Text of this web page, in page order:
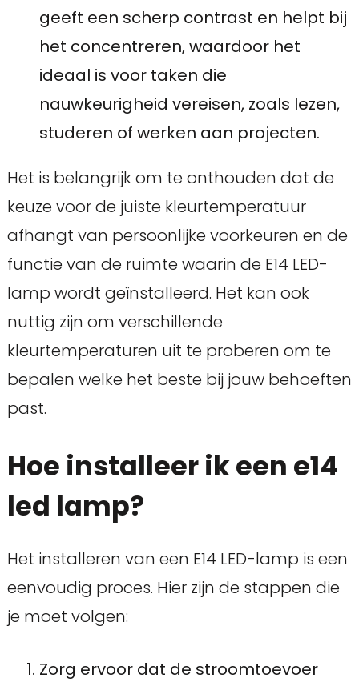
geeft een scherp contrast en helpt bij
het concentreren, waardoor het
ideaal is voor taken die
nauwkeurigheid vereisen, zoals lezen,
studeren of werken aan projecten.
Het is belangrijk om te onthouden dat de
keuze voor de juiste kleurtemperatuur
afhangt van persoonlijke voorkeuren en de
functie van de ruimte waarin de E14 LED-
lamp wordt geïnstalleerd. Het kan ook
nuttig zijn om verschillende
kleurtemperaturen uit te proberen om te
bepalen welke het beste bij jouw behoeften
past.
Hoe installeer ik een e14
led lamp?
Het installeren van een E14 LED-lamp is een
eenvoudig proces. Hier zijn de stappen die
je moet volgen:
Zorg ervoor dat de stroomtoevoer